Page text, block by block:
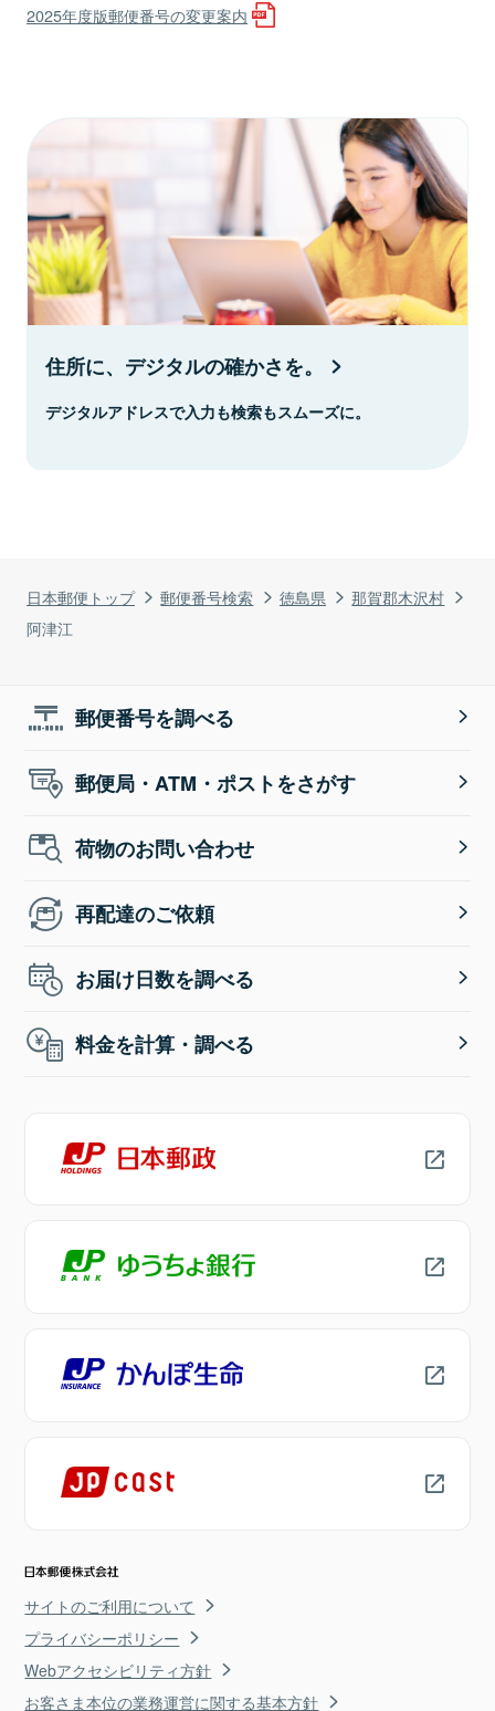
日本郵便トップ 郵便番号検索 徳島県
那賀郡木沢村
阿津江
2025年度版郵便番号の変更案内
住所に、デジタルの確かさを。
デジタルアドレスで入力も検索もスムーズに。
郵便番号を調べる
郵便局・ATM・ポストをさがす
荷物のお問い合わせ
再配達のご依頼
お届け日数を調べる
料金を計算・調べる
サイトのご利用について
プライバシーポリシー
Webアクセシビリティ方針
お客さま本位の業務運営に関する基本方針